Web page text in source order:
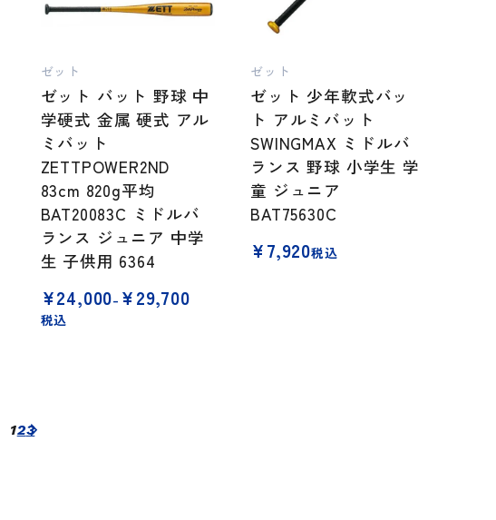
ゼット
ゼット バット 野球 中
学硬式 金属 硬式 アル
ミバット
ZETTPOWER2ND
83cm 820g平均
BAT20083C ミドルバ
ランス ジュニア 中学
生 子供用 6364
¥24,000– ¥29,700
価
格
帯:
税込
ゼット
ゼット 少年軟式バッ
ト アルミバット
SWINGMAX ミドルバ
ランス 野球 小学生 学
童 ジュニア
BAT75630C
¥7,920税込
123